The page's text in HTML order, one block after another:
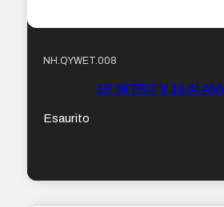
NH.QYWET.008
16″ NITRO V 16 AI
Esaurito